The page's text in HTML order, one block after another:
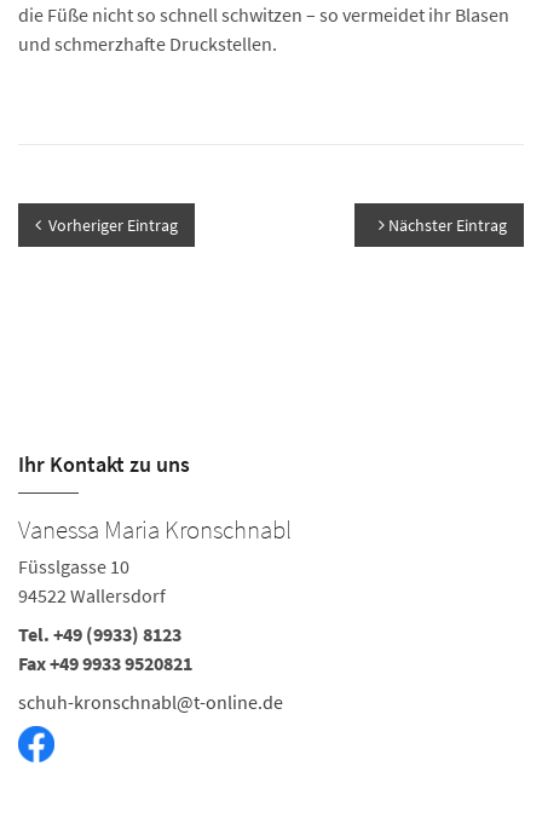
die Füße nicht so schnell schwitzen – so vermeidet ihr Blasen
und schmerzhafte Druckstellen.
Vorheriger Eintrag Nächster Eintrag
Ihr Kontakt zu uns
Vanessa Maria Kronschnabl
Füsslgasse 10
94522 Wallersdorf
Tel. +49 (9933) 8123
Fax +49 9933 9520821
schuh-kronschnabl@t-online.de